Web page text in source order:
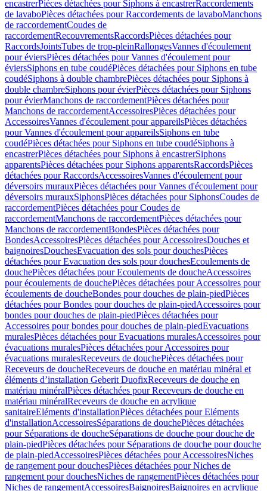
encastrerPièces détachées pour Siphons à encastrerRaccordements
de lavaboPièces détachées pour Raccordements de lavaboManchons
de raccordementCoudes de
raccordementRecouvrementsRaccordsPièces détachées pour
RaccordsJointsTubes de trop-pleinRallongesVannes d'écoulement
pour éviersPièces détachées pour Vannes d'écoulement pour
éviersSiphons en tube coudéPièces détachées pour Siphons en tube
coudéSiphons à double chambrePièces détachées pour Siphons à
double chambreSiphons pour évierPièces détachées pour Siphons
pour évierManchons de raccordementPièces détachées pour
Manchons de raccordementAccessoiresPièces détachées pour
AccessoiresVannes d'écoulement pour appareilsPièces détachées
pour Vannes d'écoulement pour appareilsSiphons en tube
coudéPièces détachées pour Siphons en tube coudéSiphons à
encastrerPièces détachées pour Siphons à encastrerSiphons
apparentsPièces détachées pour Siphons apparentsRaccordsPièces
détachées pour RaccordsAccessoiresVannes d'écoulement pour
déversoirs murauxPièces détachées pour Vannes d'écoulement pour
déversoirs murauxSiphonsPièces détachées pour SiphonsCoudes de
raccordementPièces détachées pour Coudes de
raccordementManchons de raccordementPièces détachées pour
Manchons de raccordementBondesPièces détachées pour
BondesAccessoiresPièces détachées pour AccessoiresDouches et
baignoiresDouchesEvacuation des sols pour douchesPièces
détachées pour Evacuation des sols pour douchesEcoulements de
douchePièces détachées pour Ecoulements de doucheAccessoires
pour écoulements de douchePièces détachées pour Accessoires pour
écoulements de doucheBondes pour douches de plain-piedPièces
détachées pour Bondes pour douches de plain-piedAccessoires pour
bondes pour douches de plain-piedPièces détachées pour
Accessoires pour bondes pour douches de plain-piedEvacuations
muralesPièces détachées pour Evacuations muralesAccessoires pour
évacuations muralesPièces détachées pour Accessoires pour
évacuations muralesReceveurs de douchePièces détachées pour
Receveurs de doucheReceveurs de douche en matériau minéral et
éléments d’installation Geberit DuofixReceveurs de douche en
matériau minéralPièces détachées pour Receveurs de douche en
matériau minéralReceveurs de douche en acrylique
sanitaireEléments d'installationPièces détachées pour Eléments
d'installationAccessoiresSéparations de douchePièces détachées
pour Séparations de doucheSéparations de douche pour douche de
plain-piedPièces détachées pour Séparations de douche pour douche
de plain-piedAccessoiresPièces détachées pour AccessoiresNiches
de rangement pour douchesPièces détachées pour Niches de
rangement pour douchesNiches de rangementPièces détachées pour
Niches de rangementAccessoiresBaignoiresBaignoires en acrylique